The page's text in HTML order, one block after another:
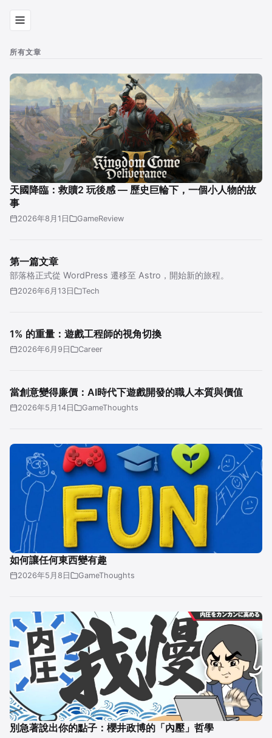
所有文章
天國降臨：救贖2 玩後感 — 歷史巨輪下，一個小人物的故
事
2026年8月1日 GameReview
第一篇文章
部落格正式從 WordPress 遷移至 Astro，開始新的旅程。
2026年6月13日 Tech
1% 的重量：遊戲工程師的視角切換
2026年6月9日 Career
當創意變得廉價：AI時代下遊戲開發的職人本質與價值
2026年5月14日 GameThoughts
如何讓任何東西變有趣
2026年5月8日 GameThoughts
別急著說出你的點子：櫻井政博的「內壓」哲學